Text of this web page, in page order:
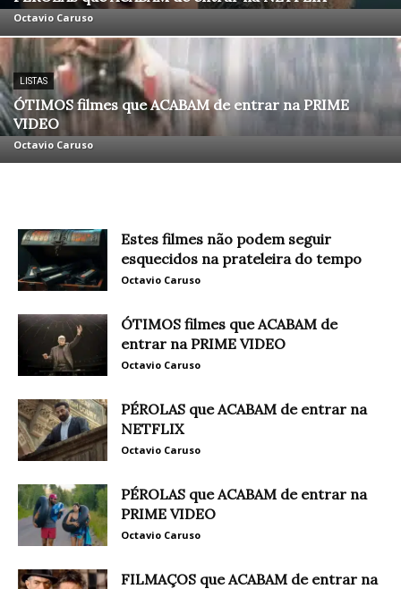
Octavio Caruso
LISTAS
ÓTIMOS filmes que ACABAM de entrar na PRIME
VIDEO
Octavio Caruso
Estes filmes não podem seguir
esquecidos na prateleira do tempo
Octavio Caruso
ÓTIMOS filmes que ACABAM de
entrar na PRIME VIDEO
Octavio Caruso
PÉROLAS que ACABAM de entrar na
NETFLIX
Octavio Caruso
PÉROLAS que ACABAM de entrar na
PRIME VIDEO
Octavio Caruso
FILMAÇOS que ACABAM de entrar na